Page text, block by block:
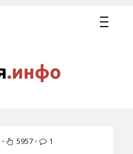
• 5957 • 1